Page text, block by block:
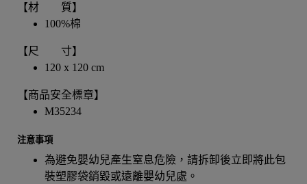
【材 質】
100%棉
【尺 寸】
120 x 120 cm
【商品安全標章】
M35234
注意事項
為避免嬰幼兒產生窒息危險，請拆卸後立即將此包
裝塑膠袋銷毀或遠離嬰幼兒處。